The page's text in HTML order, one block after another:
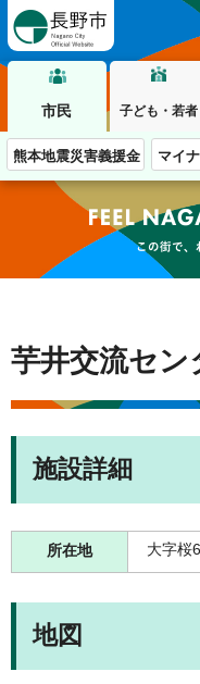
市民 子ども・若者
熊本地震災害義援金 マイ
この街で、
芋井交流セン
施設詳細
所在地 大字桜
地図